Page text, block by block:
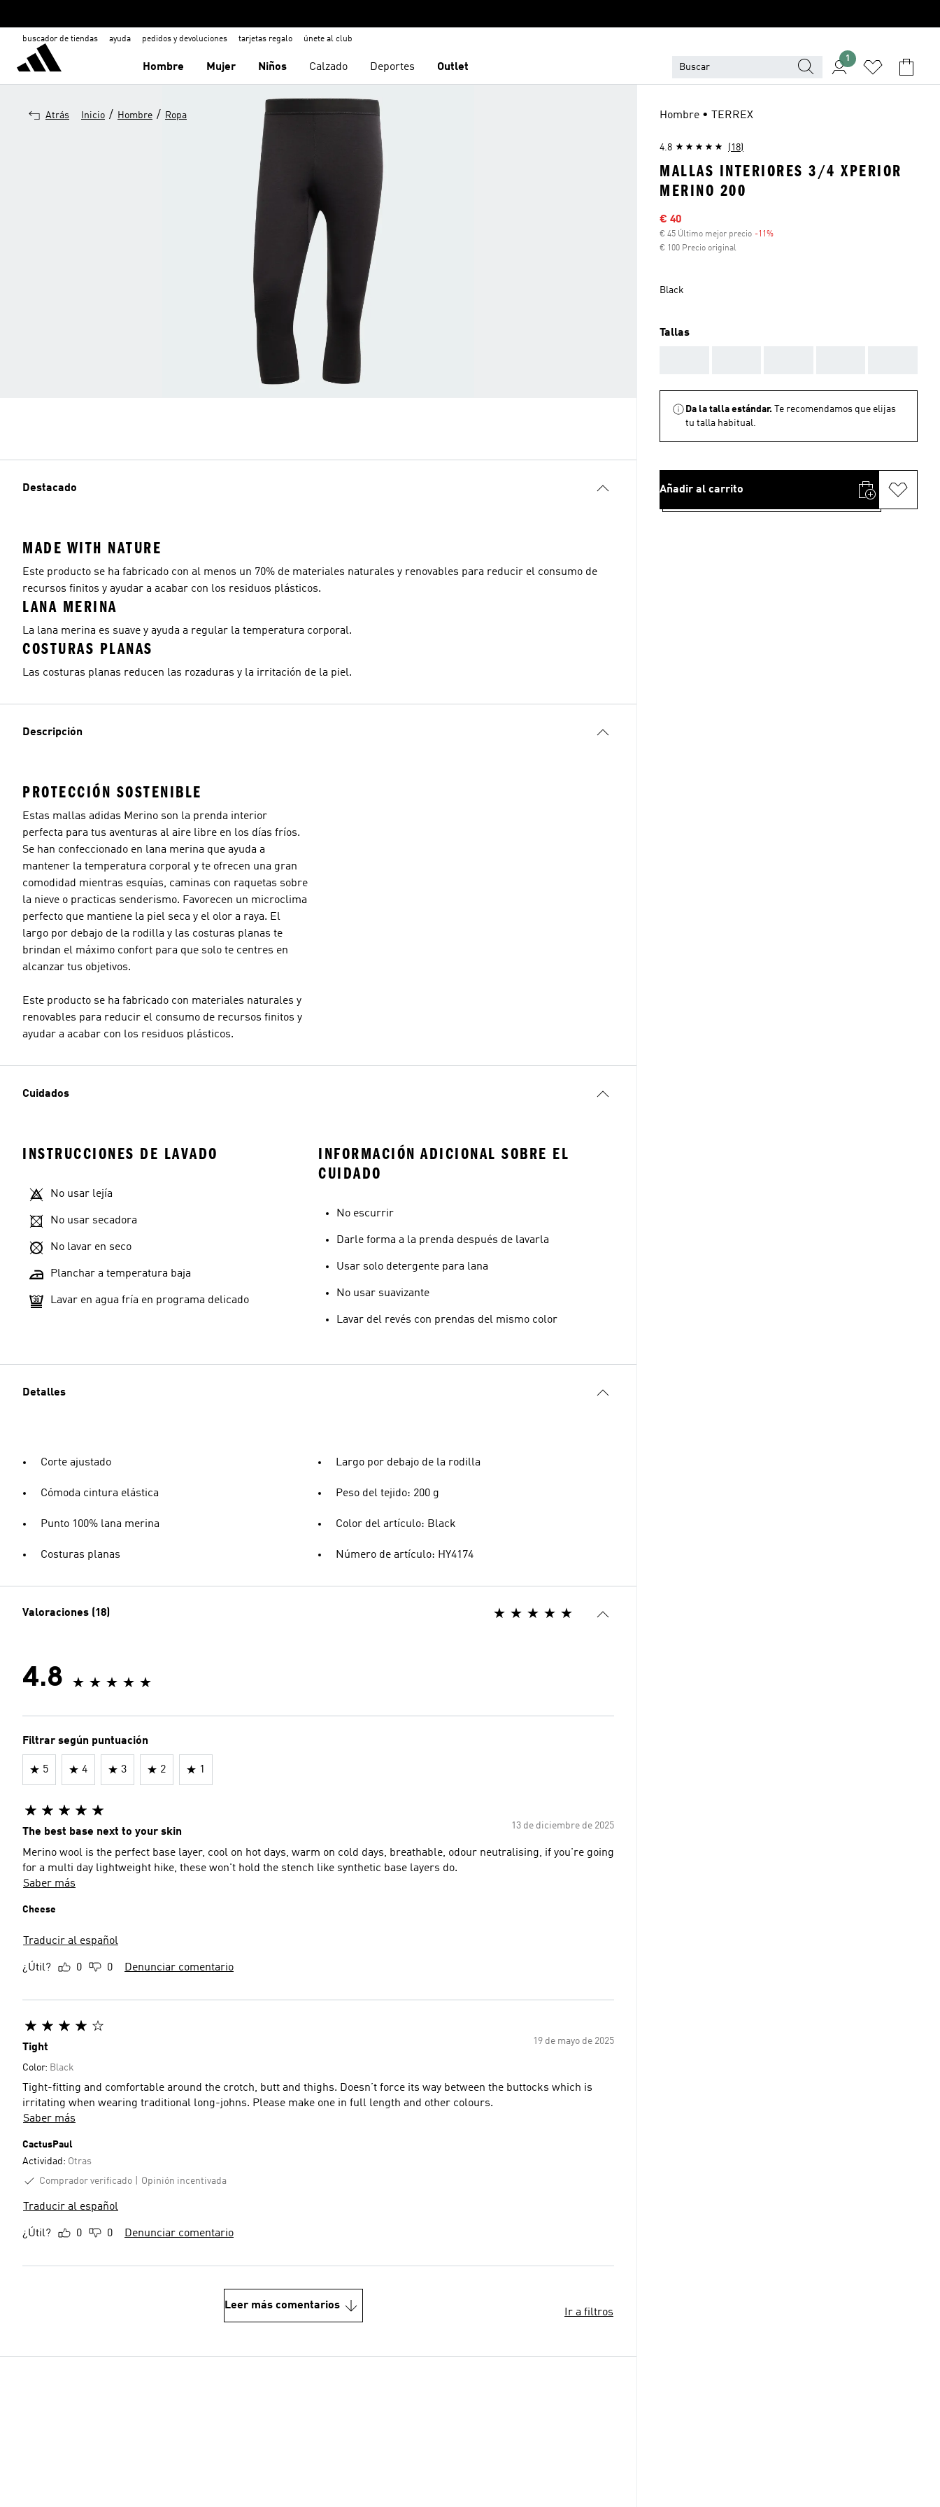
buscador de tiendas ayuda pedidos y devoluciones tarjetas regalo únete al club
Hombre Mujer Niños Calzado Deportes Outlet
1
Atrás Inicio / Hombre / Ropa
Destacado
MADE WITH NATURE
Este producto se ha fabricado con al menos un 70% de materiales naturales y renovables para reducir el consumo de
recursos finitos y ayudar a acabar con los residuos plásticos.
LANA MERINA
La lana merina es suave y ayuda a regular la temperatura corporal.
COSTURAS PLANAS
Las costuras planas reducen las rozaduras y la irritación de la piel.
Descripción
PROTECCIÓN SOSTENIBLE
Estas mallas adidas Merino son la prenda interior
perfecta para tus aventuras al aire libre en los días fríos.
Se han confeccionado en lana merina que ayuda a
mantener la temperatura corporal y te ofrecen una gran
comodidad mientras esquías, caminas con raquetas sobre
la nieve o practicas senderismo. Favorecen un microclima
perfecto que mantiene la piel seca y el olor a raya. El
largo por debajo de la rodilla y las costuras planas te
brindan el máximo confort para que solo te centres en
alcanzar tus objetivos.
Este producto se ha fabricado con materiales naturales y
renovables para reducir el consumo de recursos finitos y
ayudar a acabar con los residuos plásticos.
Cuidados
INSTRUCCIONES DE LAVADO
No usar lejía
No usar secadora
No lavar en seco
Planchar a temperatura baja
Lavar en agua fría en programa delicado
INFORMACIÓN ADICIONAL SOBRE EL
CUIDADO
No escurrir
Darle forma a la prenda después de lavarla
Usar solo detergente para lana
No usar suavizante
Lavar del revés con prendas del mismo color
Detalles
Corte ajustado
Cómoda cintura elástica
Punto 100% lana merina
Costuras planas
Largo por debajo de la rodilla
Peso del tejido: 200 g
Color del artículo: Black
Número de artículo: HY4174
Valoraciones (18)
4.8
Filtrar según puntuación
5 4 3 2 1
13 de diciembre de 2025
The best base next to your skin
Merino wool is the perfect base layer, cool on hot days, warm on cold days, breathable, odour neutralising, if you're going
for a multi day lightweight hike, these won't hold the stench like synthetic base layers do.
Saber más
Cheese
Traducir al español
¿Útil? 0 0 Denunciar comentario
19 de mayo de 2025
Tight
Color: Black
Tight-fitting and comfortable around the crotch, butt and thighs. Doesn’t force its way between the buttocks which is
irritating when wearing traditional long-johns. Please make one in full length and other colours.
Saber más
CactusPaul
Actividad: Otras
Comprador verificado
Opinión incentivada
Traducir al español
¿Útil? 0 0 Denunciar comentario
Leer más comentarios
Ir a filtros
Hombre • TERREX
4.8 (18)
MALLAS INTERIORES 3/4 XPERIOR
MERINO 200
Precio rebajado
€ 40
€ 45 Último mejor precio -11%
€ 100 Precio original
Black
Tallas
Da la talla estándar.
Te recomendamos que elijas
tu talla habitual.
Añadir al carrito